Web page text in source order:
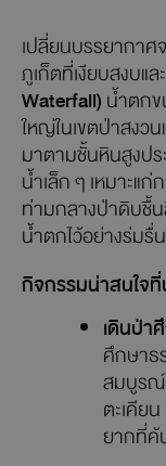
2 จุดเช็ก
มีเวลาว่
1. น้ำตกโต
ภูเก็ตที่เงียบสงบแล
น้ำตกข
ใหญ่ในเขตป่าสง
มาตามชั้นหินสูงป
น้ำเล็ก ๆ เหมาะ
ท่ามกลางป่าดิบ
น้ำตกไว้อย่างร่ม